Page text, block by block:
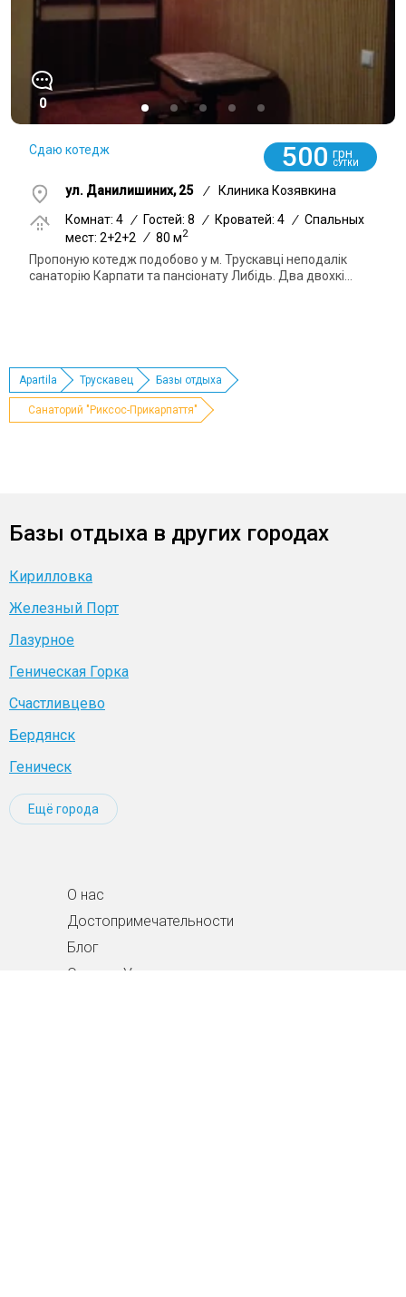
0
Сдаю котедж 500 грн
СУТКИ
ул. Данилишиних, 25 /
Клиника Козявкина
Комнат: 4 / Гостей: 8 / Кроватей: 4 / Спальных
мест: 2+2+2 / 80 м2
Пропоную котедж подобово у м. Трускавці неподалік
санаторію Карпати та пансіонату Либідь. Два двохкі...
Apartila Трускавец Базы отдыха
Санаторий "Риксос-Прикарпаття"
Базы отдыха в других городах
Кирилловка
Железный Порт
Лазурное
Геническая Горка
Счастливцево
Бердянск
Геническ
Ещё города
О нас
Достопримечательности
Блог
Отдых в Украине